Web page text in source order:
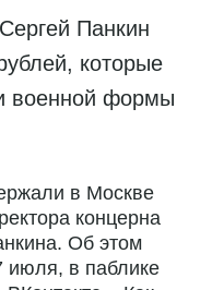
Панкин
которые
военной формы
в Москве
концерна
Об этом
июля, в паблике